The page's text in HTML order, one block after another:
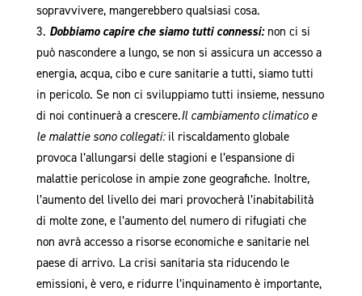
sopravvivere, mangerebbero qualsiasi cosa.
Dobbiamo capire che siamo tutti connessi:non ci si
può nascondere a lungo, se non si assicura un accesso a
energia, acqua, cibo e cure sanitarie a tutti, siamo tutti
in pericolo. Se non ci sviluppiamo tutti insieme, nessuno
di noi continuerà a crescere.Il cambiamento climatico e
le malattie sono collegati:il riscaldamento globale
provoca l’allungarsi delle stagioni e l’espansione di
malattie pericolose in ampie zone geografiche. Inoltre,
l’aumento del livello dei mari provocherà l’inabitabilità
di molte zone, e l’aumento del numero di rifugiati che
non avrà accesso a risorse economiche e sanitarie nel
paese di arrivo. La crisi sanitaria sta riducendo le
emissioni, è vero, e ridurre l’inquinamento è importante,